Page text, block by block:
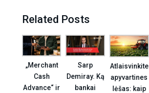
Related Posts
„Merchant
Cash
Advance“ ir
Sarp
Demiray. Ką
bankai
Atlaisvinkite
apyvartines
lėšas: kaip